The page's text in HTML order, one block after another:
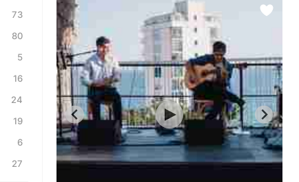
73
80
5
16
24
19
6
27